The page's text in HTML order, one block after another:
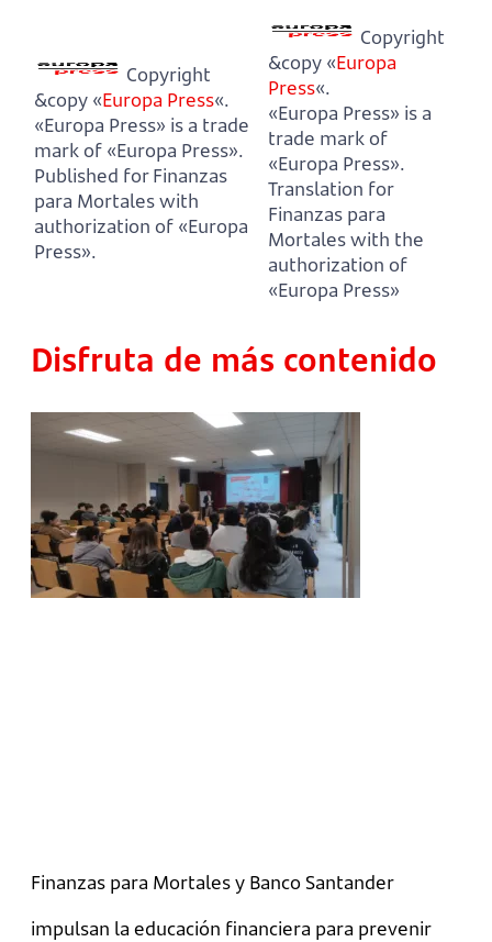
Copyright
&copy «Europa Press«.
«Europa Press» is a trade
mark of «Europa Press».
Published for Finanzas
para Mortales with
authorization of «Europa
Press».
Copyright
&copy «Europa
Press«.
«Europa Press» is a
trade mark of
«Europa Press».
Translation for
Finanzas para
Mortales with the
authorization of
«Europa Press»
Disfruta de más contenido
Finanzas para Mortales y Banco Santander
impulsan la educación financiera para prevenir